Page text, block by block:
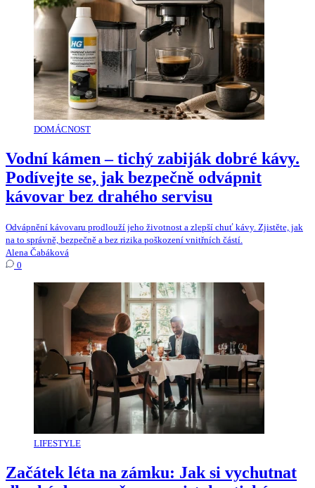
DOMÁCNOST
Vodní kámen – tichý zabiják dobré kávy.
Podívejte se, jak bezpečně odvápnit
kávovar bez drahého servisu
Odvápnění kávovaru prodlouží jeho životnost a zlepší chuť kávy. Zjistěte, jak
na to správně, bezpečně a bez rizika poškození vnitřních částí.
Alena Čabáková
0
LIFESTYLE
Začátek léta na zámku: Jak si vychutnat